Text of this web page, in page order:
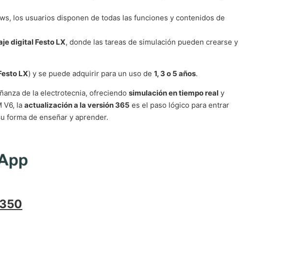
los usuarios disponen de todas las funciones y contenidos de
digital Festo LX, donde las tareas de simulación pueden crearse y
LX) y se puede adquirir para un uso de 1, 3 o 5 años.
de la electrotecnia, ofreciendo simulación en tiempo real y
V6, la actualización a la versión 365 es el paso lógico para entrar
forma de enseñar y aprender.